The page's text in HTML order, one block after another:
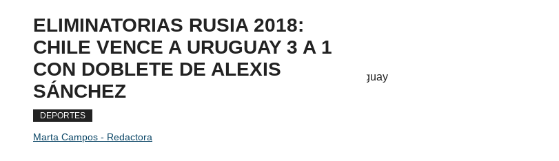
ELIMINATORIAS RUSIA 2018:
CHILE VENCE A URUGUAY 3 A 1
CON DOBLETE DE ALEXIS
SÁNCHEZ
DEPORTES
Marta Campos - Redactora